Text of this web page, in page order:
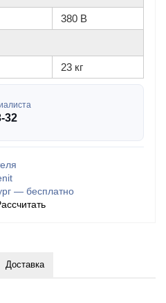
380 В
23 кг
32
— бесплатно
Доставка